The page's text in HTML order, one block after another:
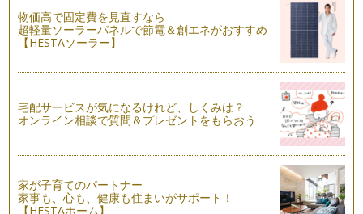
【ママのための自分育てコミュニケーション講座7回目】「た
くさんスキンシップしよう！」
感情とスキンシップについてお話しします。 人の抱く基本感
【ママのための自分育てコミュニケーション講座6回目】「言
葉とイメージを変えると子育ては楽になる」
こんな経験はありませんか？ 「自分が小さい頃に親にされて
【ママのための自分育てコミュニケーション講座5回目】「次
男にイライラ、その裏にあるのは？」
小学生と中学生の息子さんお二人を育てていらっしゃるA子さ
物価高で固定費を見直すなら
超軽量ソーラーパネルで節電＆創エネがおすすめ
【HESTAソーラー】
宅配サービスが気になるけれど、しくみは？
オンライン相談で質問＆プレゼントをもらおう
家が子育てのパートナー
家事も、心も、健康も住まいがサポート！
【HESTAホーム】